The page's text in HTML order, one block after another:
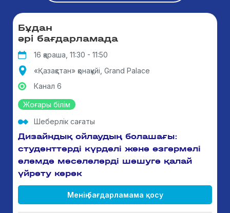
Бұдан
әрі бағдарламада
16 қараша, 11:30 - 11:50
«Қазақстан» қонақүйі, Grand Palace
Канал 6
Жоғары білім
Шеберлік сағаты
Дизайндық ойлаудың болашағы:
студенттерді күрделі және өзгермелі
әлемде мәселелерді шешуге қалай
үйрету керек
Менің бағдарламама қосу